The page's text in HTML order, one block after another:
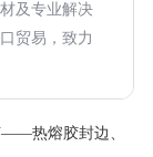
及专业解决
贸易，致力
——热熔胶封边、